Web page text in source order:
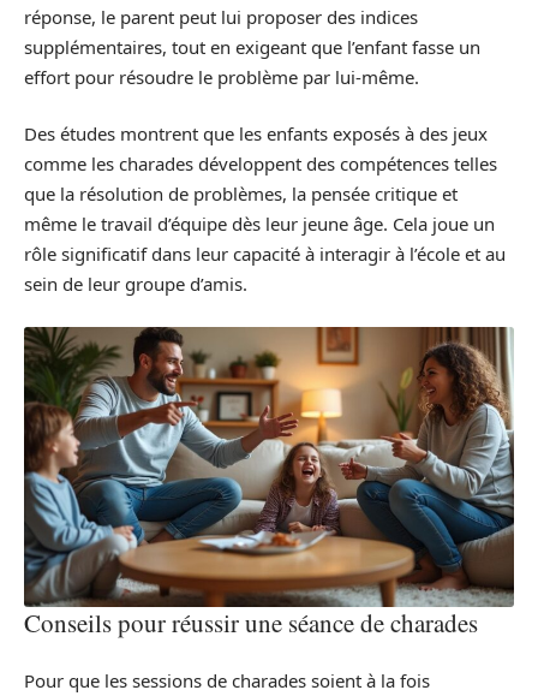
réponse, le parent peut lui proposer des indices
supplémentaires, tout en exigeant que l’enfant fasse un
effort pour résoudre le problème par lui-même.
Des études montrent que les enfants exposés à des jeux
comme les charades développent des compétences telles
que la résolution de problèmes, la pensée critique et
même le travail d’équipe dès leur jeune âge. Cela joue un
rôle significatif dans leur capacité à interagir à l’école et au
sein de leur groupe d’amis.
Conseils pour réussir une séance de charades
Pour que les sessions de charades soient à la fois